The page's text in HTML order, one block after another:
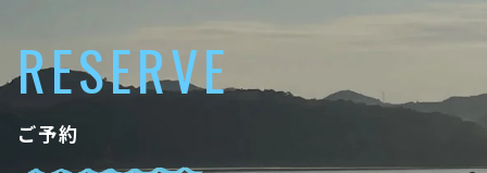
RESERVE
ご予約